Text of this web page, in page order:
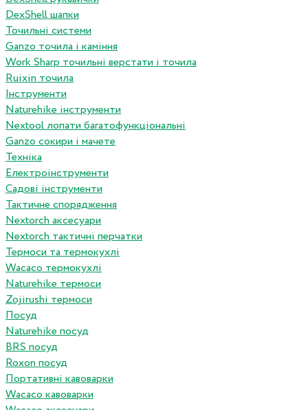
DexShell шапки
Точильні системи
Ganzo точила і каміння
Work Sharp точильні верстати і точила
Ruixin точила
Інструменти
Naturehike інструменти
Nextool лопати багатофункціональні
Ganzo сокири і мачете
Техніка
Електроінструменти
Садові інструменти
Тактичне спорядження
Nextorch аксесуари
Nextorch тактичні перчатки
Термоси та термокухлі
Wacaco термокухлі
Naturehike термоси
Zojirushi термоси
Посуд
Naturehike посуд
BRS посуд
Roxon посуд
Портативні кавоварки
Wacaco кавоварки